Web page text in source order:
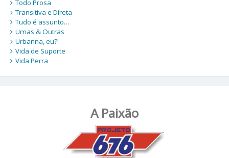
Todo Prosa
Transitiva e Direta
Tudo é assunto…
Umas & Outras
Urbanna, eu?!
Vida de Suporte
Vida Perra
A Paixão